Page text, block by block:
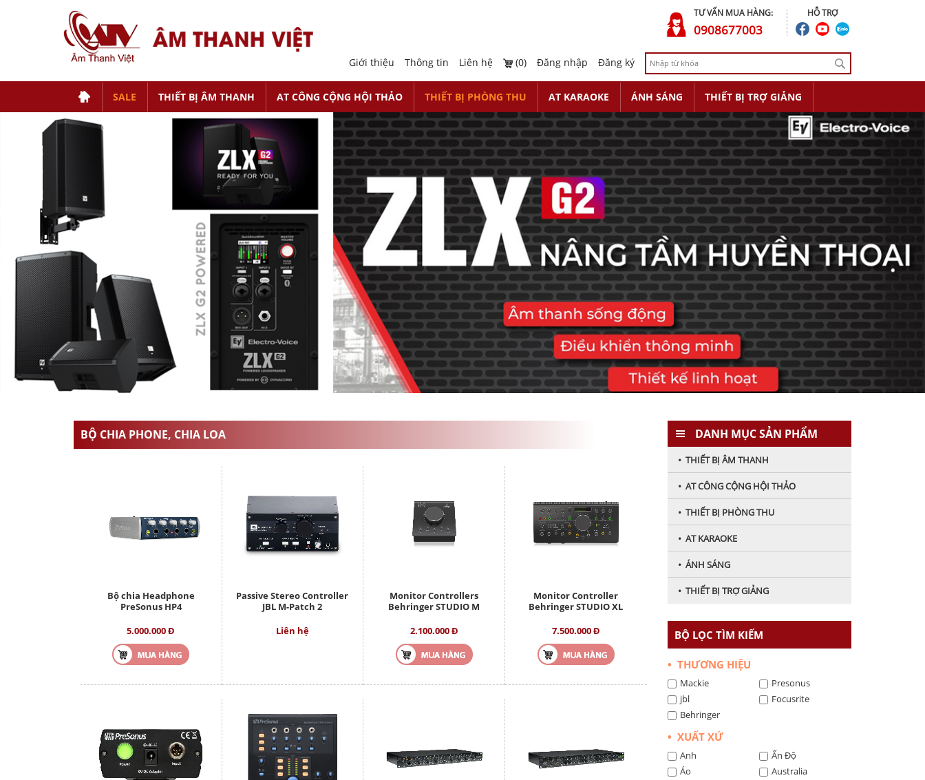
HỖ TRỢ
TƯ VẤN MUA HÀNG:
0908677003
Giới thiệu Thông tin Liên hệ (0) Đăng nhập Đăng ký
SALE THIẾT BỊ ÂM THANH AT CÔNG CỘNG HỘI THẢO THIẾT BỊ PHÒNG THU AT KARAOKE ÁNH SÁNG THIẾT BỊ TRỢ GIẢNG
BỘ CHIA PHONE, CHIA LOA
Bộ chia Headphone
PreSonus HP4
5.000.000 Đ
Passive Stereo Controller
JBL M-Patch 2
Liên hệ
Monitor Controllers
Behringer STUDIO M
2.100.000 Đ
Monitor Controller
Behringer STUDIO XL
7.500.000 Đ
DANH MỤC SẢN PHẨM
• THIẾT BỊ ÂM THANH
• AT CÔNG CỘNG HỘI THẢO
• THIẾT BỊ PHÒNG THU
• AT KARAOKE
• ÁNH SÁNG
• THIẾT BỊ TRỢ GIẢNG
BỘ LỌC TÌM KIẾM
• THƯƠNG HIỆU
Mackie
Presonus
jbl
Focusrite
Behringer
• XUẤT XỨ
Anh
Ấn Độ
Áo
Australia